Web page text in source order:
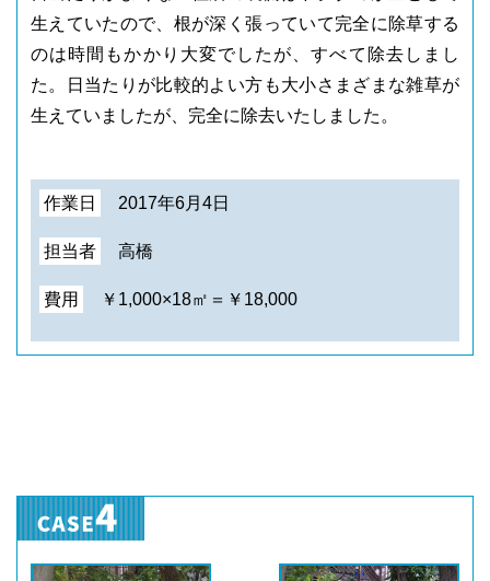
生えていたので、根が深く張っていて完全に除草する
のは時間もかかり大変でしたが、すべて除去しまし
た。日当たりが比較的よい方も大小さまざまな雑草が
生えていましたが、完全に除去いたしました。
作業日 2017年6月4日
担当者 高橋
費用 ￥1,000×18㎡＝￥18,000